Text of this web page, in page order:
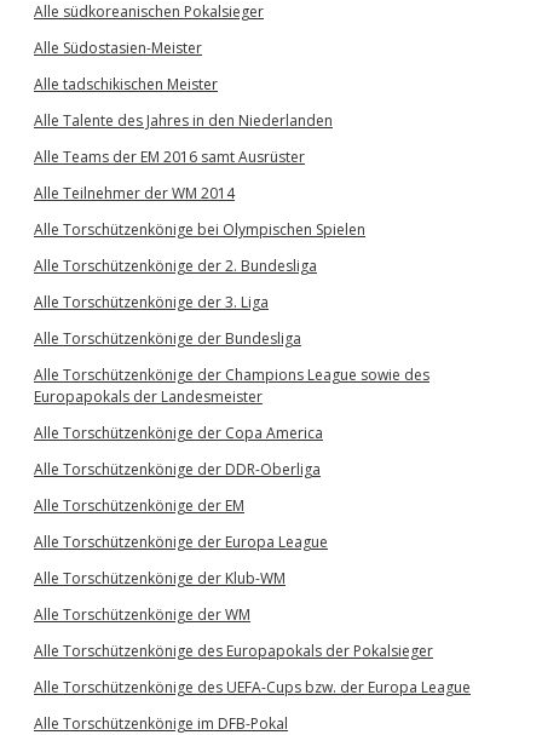
Alle südkoreanischen Pokalsieger
Alle Südostasien-Meister
Alle tadschikischen Meister
Alle Talente des Jahres in den Niederlanden
Alle Teams der EM 2016 samt Ausrüster
Alle Teilnehmer der WM 2014
Alle Torschützenkönige bei Olympischen Spielen
Alle Torschützenkönige der 2. Bundesliga
Alle Torschützenkönige der 3. Liga
Alle Torschützenkönige der Bundesliga
Alle Torschützenkönige der Champions League sowie des
Europapokals der Landesmeister
Alle Torschützenkönige der Copa America
Alle Torschützenkönige der DDR-Oberliga
Alle Torschützenkönige der EM
Alle Torschützenkönige der Europa League
Alle Torschützenkönige der Klub-WM
Alle Torschützenkönige der WM
Alle Torschützenkönige des Europapokals der Pokalsieger
Alle Torschützenkönige des UEFA-Cups bzw. der Europa League
Alle Torschützenkönige im DFB-Pokal